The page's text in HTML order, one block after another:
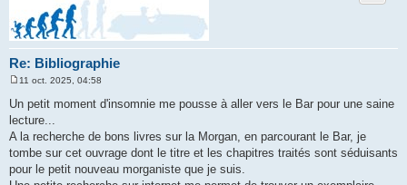
Re: Bibliographie
e
s
s
a
g
e
11 oct. 2025, 04:58
Un petit moment d'insomnie me pousse à aller vers le Bar pour une saine
lecture...
A la recherche de bons livres sur la Morgan, en parcourant le Bar, je
tombe sur cet ouvrage dont le titre et les chapitres traités sont séduisants
pour le petit nouveau morganiste que je suis.